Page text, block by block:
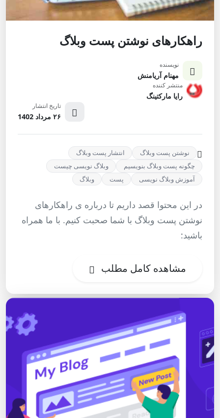
راهکارهای نوشتن پست وبلاگ
نویسنده
مهنام آریامنش
منتشر کننده
رایا مارکتینگ
تاریخ انتشار
۲۶ مرداد 1402
نوشتن پست وبلاگ
انتشار پست وبلاگ
چگونه پست وبلاگ بنویسیم
وبلاگ نویسی چیست
آموزش وبلاگ نویسی
پست وبلاگ
در این محتوا قصد داریم تا درباره ی راهکارهای
نوشتن پست وبلاگ با شما صحبت کنیم. با ما همراه
باشید:
مشاهده کامل مطلب